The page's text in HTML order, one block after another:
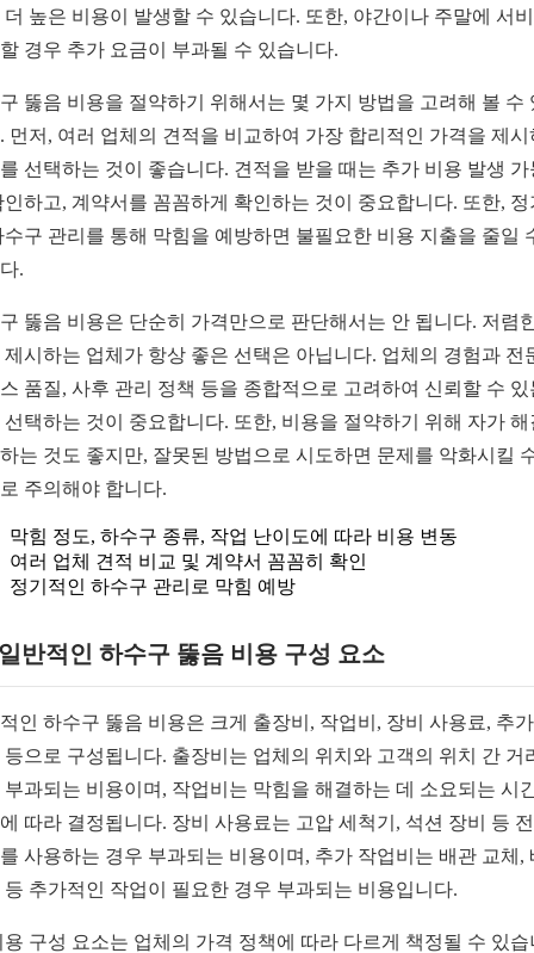
더 높은 비용이 발생할 수 있습니다. 또한, 야간이나 주말에 서
경우 추가 요금이 부과될 수 있습니다.
뚫음 비용을 절약하기 위해서는 몇 가지 방법을 고려해 볼 수
먼저, 여러 업체의 견적을 비교하여 가장 합리적인 가격을 제시
선택하는 것이 좋습니다. 견적을 받을 때는 추가 비용 발생 가
인하고, 계약서를 꼼꼼하게 확인하는 것이 중요합니다. 또한, 정
수구 관리를 통해 막힘을 예방하면 불필요한 비용 지출을 줄일
.
뚫음 비용은 단순히 가격만으로 판단해서는 안 됩니다. 저렴
제시하는 업체가 항상 좋은 선택은 아닙니다. 업체의 경험과 전
품질, 사후 관리 정책 등을 종합적으로 고려하여 신뢰할 수 있
선택하는 것이 중요합니다. 또한, 비용을 절약하기 위해 자가 해
는 것도 좋지만, 잘못된 방법으로 시도하면 문제를 악화시킬
주의해야 합니다.
막힘 정도, 하수구 종류, 작업 난이도에 따라 비용 변동
여러 업체 견적 비교 및 계약서 꼼꼼히 확인
정기적인 하수구 관리로 막힘 예방
반적인 하수구 뚫음 비용 구성 요소
인 하수구 뚫음 비용은 크게 출장비, 작업비, 장비 사용료, 추
등으로 구성됩니다. 출장비는 업체의 위치와 고객의 위치 간 거
부과되는 비용이며, 작업비는 막힘을 해결하는 데 소요되는 시
따라 결정됩니다. 장비 사용료는 고압 세척기, 석션 장비 등
사용하는 경우 부과되는 비용이며, 추가 작업비는 배관 교체,
등 추가적인 작업이 필요한 경우 부과되는 비용입니다.
용 구성 요소는 업체의 가격 정책에 따라 다르게 책정될 수 있습